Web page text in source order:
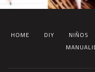
HOME DIY NIÑOS